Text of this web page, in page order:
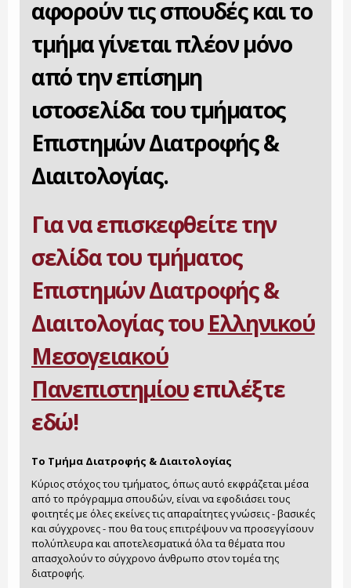
αφορούν τις σπουδές και το
τμήμα γίνεται πλέον μόνο
από την επίσημη
ιστοσελίδα του τμήματος
Επιστημών Διατροφής &
Διαιτολογίας.
Για να επισκεφθείτε την
σελίδα του τμήματος
Επιστημών Διατροφής &
Διαιτολογίας του Ελληνικού
Μεσογειακού
Πανεπιστημίουεπιλέξτε
εδώ!
Το Τμήμα Διατροφής & Διαιτολογίας
Κύριος στόχος του τμήματος, όπως αυτό εκφράζεται μέσα
από το πρόγραμμα σπουδών, είναι να εφοδιάσει τους
φοιτητές με όλες εκείνες τις απαραίτητες γνώσεις - βασικές
και σύγχρονες - που θα τους επιτρέψουν να προσεγγίσουν
πολύπλευρα και αποτελεσματικά όλα τα θέματα που
απασχολούν το σύγχρονο άνθρωπο στον τομέα της
διατροφής.